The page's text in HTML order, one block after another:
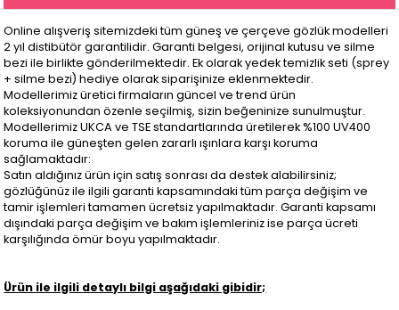
Online alışveriş sitemizdeki tüm güneş ve çerçeve gözlük modelleri
2 yıl distibütör garantilidir. Garanti belgesi, orijinal kutusu ve silme
bezi ile birlikte gönderilmektedir. Ek olarak yedek temizlik seti (sprey
+ silme bezi) hediye olarak siparişinize eklenmektedir.
Modellerimiz üretici firmaların güncel ve trend ürün
koleksiyonundan özenle seçilmiş, sizin beğeninize sunulmuştur.
Modellerimiz UKCA ve TSE standartlarında üretilerek %100 UV400
koruma ile güneşten gelen zararlı ışınlara karşı koruma
sağlamaktadır:
Satın aldığınız ürün için satış sonrası da destek alabilirsiniz;
gözlüğünüz ile ilgili garanti kapsamındaki tüm parça değişim ve
tamir işlemleri tamamen ücretsiz yapılmaktadır. Garanti kapsamı
dışındaki parça değişim ve bakım işlemleriniz ise parça ücreti
karşılığında ömür boyu yapılmaktadır.
Ürün ile ilgili detaylı bilgi aşağıdaki gibidir;